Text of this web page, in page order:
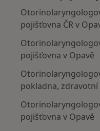
pojišťovna ČR v
pojišťovna v Opavě
pokladna,
pojišťovna v Opavě